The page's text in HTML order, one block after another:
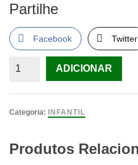
Partilhe
Facebook Twitter
Quantidade
2,
do
ADICIONAR
Categoria: INFANTIL
Produtos